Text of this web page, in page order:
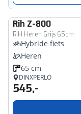
Rih Z-800
RIH Heren Grijs 65cm
Hybride fiets
Heren
65 cm
DINXPERLO
545,-